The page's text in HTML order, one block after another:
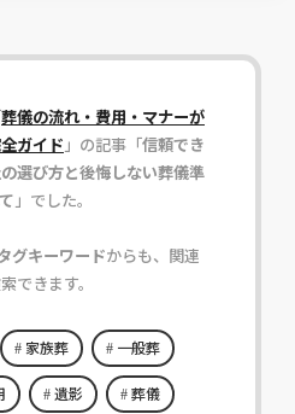
葬儀の流れ・費用・マナーが
ガイド 」の記事「信頼でき
選び方と後悔しない葬儀準
」でした。
グキーワードからも、関連
できます。
家族葬 一般葬
遺影 葬儀